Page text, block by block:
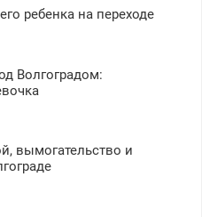
ребенка на переходе
Волгоградом:
вымогательство и